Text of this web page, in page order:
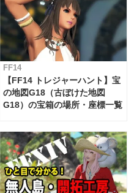
FF14
【FF14 トレジャーハント】宝
の地図G18（古ぼけた地図
G18）の宝箱の場所・座標一覧